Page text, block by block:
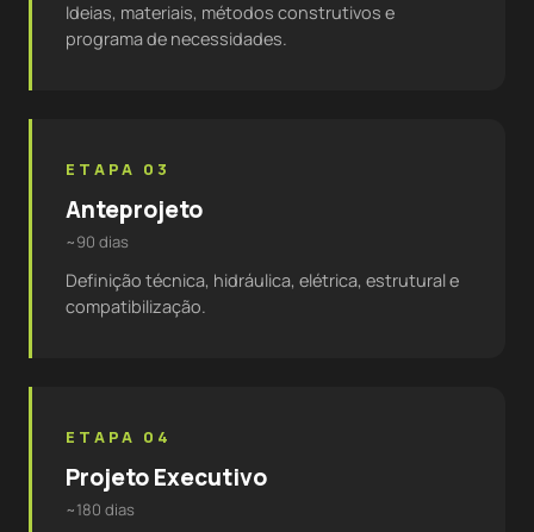
Ideias, materiais, métodos construtivos e
programa de necessidades.
ETAPA 03
Anteprojeto
~90 dias
Definição técnica, hidráulica, elétrica, estrutural e
compatibilização.
ETAPA 04
Projeto Executivo
~180 dias